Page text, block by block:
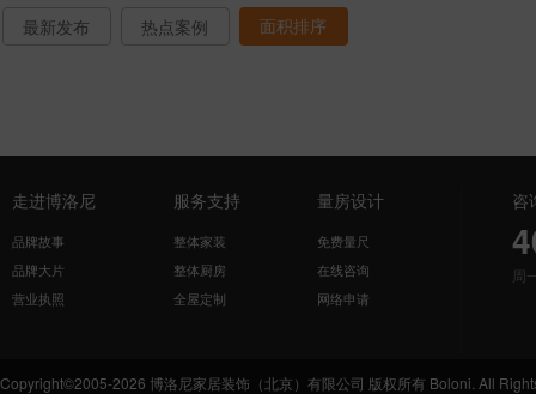
最新发布 热点案例 面积排序
走进博洛尼
品牌故事
品牌大片
营业执照
服务支持
整体家装
整体厨房
全屋定制
量房设计
免费量尺
在线咨询
网络申请
咨
周
Copyright©2005-2026 博洛尼家居装饰（北京）有限公司 版权所有 Boloni. All